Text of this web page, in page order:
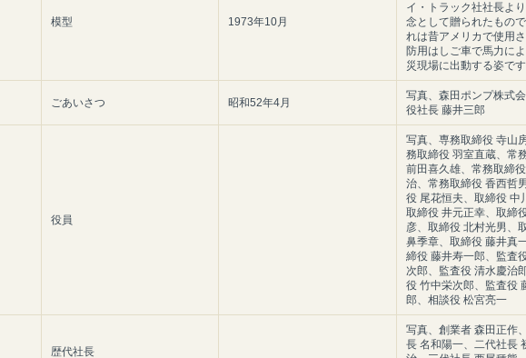
模型 1973年10月
イ・トラック社社長よ
念として贈られたもの
れは昔アメリカで使用
防用はしご車で馬力に
災現場に出動する姿で
ごあいさつ 昭和52年4月
写真、森田ポンプ株式
役社長 藤井三郎
役員
写真、専務取締役 寺山
務取締役 羽室直蔵、常
前田喜久雄、常務取締
治、常務取締役 香西哲
役 尾花恒夫、取締役 中
取締役 井元正幸、取締
彦、取締役 北村光男、
鼻季章、取締役 藤井真
締役 藤井寿一郎、監査
次郎、監査役 清水慶治
役 竹中栄次郎、監査役
郎、相談役 松宮亮一
歴代社長
写真、創業者 森田正作
長 名和陽一、二代社長